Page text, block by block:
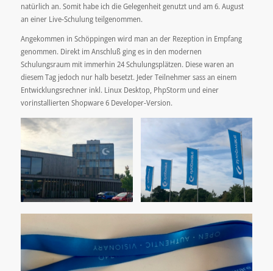
natürlich an. Somit habe ich die Gelegenheit genutzt und am 6. August
an einer Live-Schulung teilgenommen.
Angekommen in Schöppingen wird man an der Rezeption in Empfang
genommen. Direkt im Anschluß ging es in den modernen
Schulungsraum mit immerhin 24 Schulungsplätzen. Diese waren an
diesem Tag jedoch nur halb besetzt. Jeder Teilnehmer sass an einem
Entwicklungsrechner inkl. Linux Desktop, PhpStorm und einer
vorinstallierten Shopware 6 Developer-Version.